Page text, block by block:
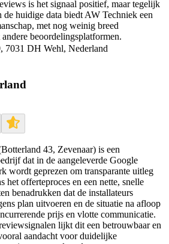
is het signaal positief, maar tegelijk
de huidige data biedt AW Techniek een
met nog weinig breed
beoordelingsplatformen.
7031 DH Wehl, Nederland
43, Zevenaar) is een
dat in de aangeleverde Google
wordt geprezen om transparante uitleg
het offerteproces en een nette, snelle
benadrukken dat de installateurs
plan uitvoeren en de situatie na afloop
prijs en vlotte communicatie.
lijkt dit een betrouwbaar en
aandacht voor duidelijke